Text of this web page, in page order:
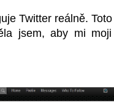
Twitter reálně.
jsem, aby mi